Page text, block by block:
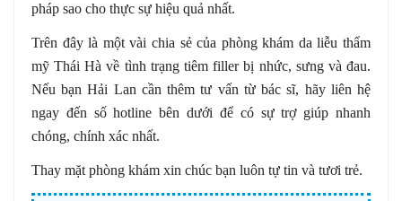
pháp sao cho thực sự hiệu quả nhất.
Trên đây là một vài chia sẻ của phòng khám da liễu thẩm
mỹ Thái Hà về tình trạng tiêm filler bị nhức, sưng và đau.
Nếu bạn Hải Lan cần thêm tư vấn từ bác sĩ, hãy liên hệ
ngay đến số hotline bên dưới để có sự trợ giúp nhanh
chóng, chính xác nhất.
Thay mặt phòng khám xin chúc bạn luôn tự tin và tươi trẻ.